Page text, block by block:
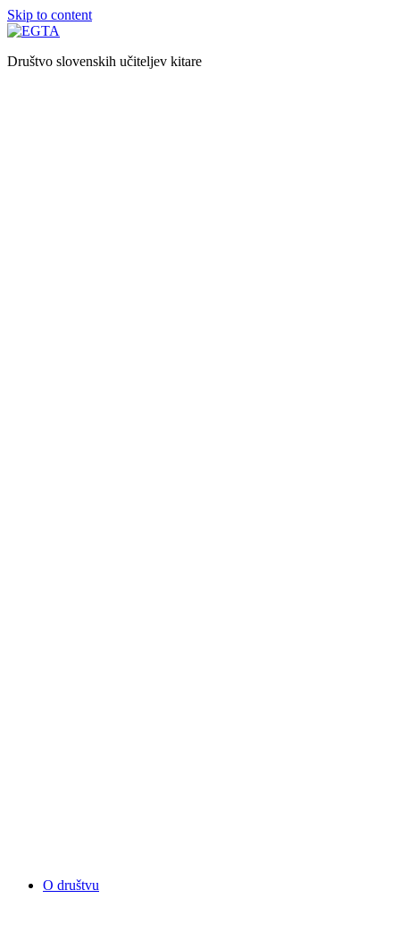
Skip to content
Društvo slovenskih učiteljev kitare
O društvu